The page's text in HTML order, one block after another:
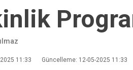
11:33 Güncelleme: 12-05-2025 11:33